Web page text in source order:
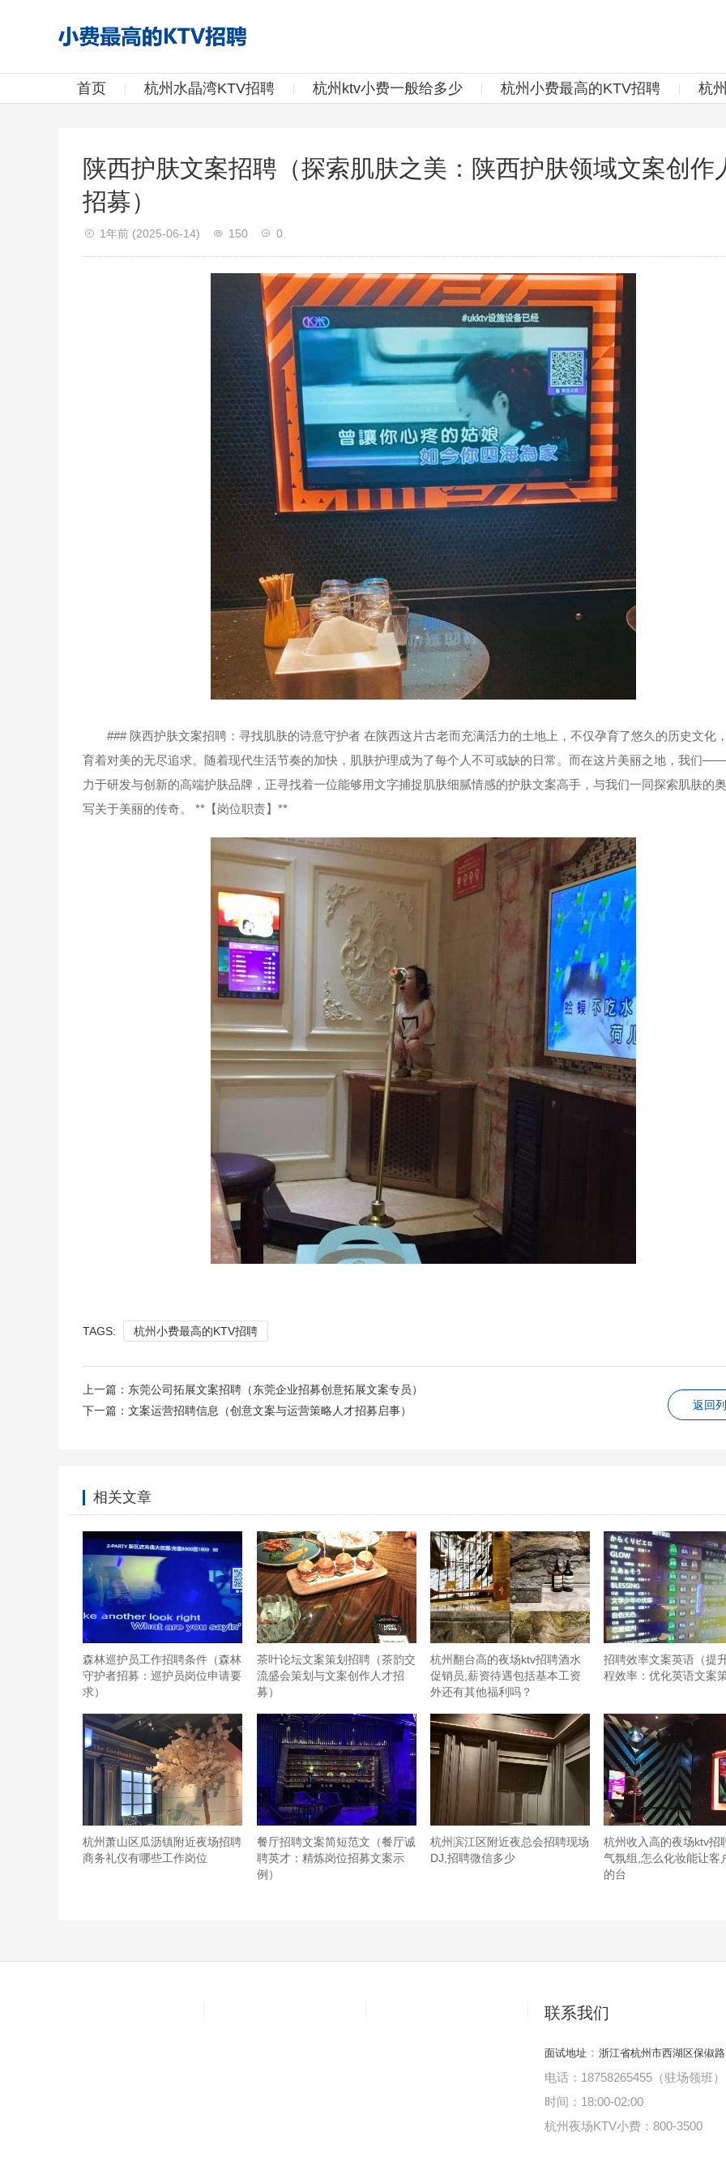
首页 杭州水晶湾KTV招聘 杭州ktv小费一般给多少 杭州小费最高的KTV招聘 杭
陕西护肤文案招聘（探索肌肤之美：陕西护肤领域文案创作
招募）
1年前 (2025-06-14) 150 0
### 陕西护肤文案招聘：寻找肌肤的诗意守护者 在陕西这片古老而充满活力的土地上，不仅孕育了悠久的历史文化
育着对美的无尽追求。随着现代生活节奏的加快，肌肤护理成为了每个人不可或缺的日常。而在这片美丽之地，我们
力于研发与创新的高端护肤品牌，正寻找着一位能够用文字捕捉肌肤细腻情感的护肤文案高手，与我们一同探索肌肤的
写关于美丽的传奇。 **【岗位职责】**
TAGS: 杭州小费最高的KTV招聘
返回
上一篇： 东莞公司拓展文案招聘（东莞企业招募创意拓展文案专员）
下一篇： 文案运营招聘信息（创意文案与运营策略人才招募启事）
相关文章
森林巡护员工作招聘条件（森林
守护者招募：巡护员岗位申请要
求）
茶叶论坛文案策划招聘（茶韵交
流盛会策划与文案创作人才招
募）
杭州翻台高的夜场ktv招聘酒水
促销员,薪资待遇包括基本工资
外还有其他福利吗？
招聘效率文案英语（提
程效率：优化英语文案
杭州萧山区瓜沥镇附近夜场招聘
商务礼仪有哪些工作岗位
餐厅招聘文案简短范文（餐厅诚
聘英才：精炼岗位招募文案示
例）
杭州滨江区附近夜总会招聘现场
DJ,招聘微信多少
杭州收入高的夜场ktv招
气氛组,怎么化妆能让客
的台
联系我们
面试地址 ： 浙江省杭州市西湖区保俶
电话：18758265455（驻场领班）
时间：18:00-02:00
杭州夜场KTV小费：800-3500